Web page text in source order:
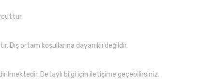
Dış ortam koşullarına dayanıklı değildir.
Detaylı bilgi için iletişime geçebilirsiniz.